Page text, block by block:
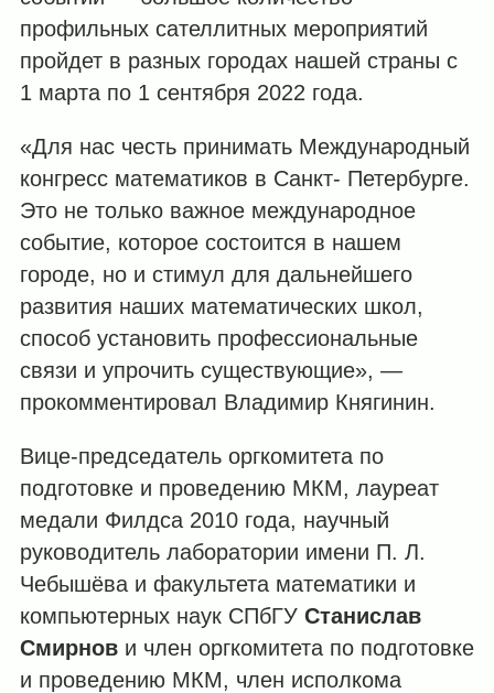
профильных сателлитных мероприятий
пройдет в разных городах нашей страны с
1 марта по 1 сентября 2022 года.
«Для нас честь принимать Международный
конгресс математиков в Санкт- Петербурге.
Это не только важное международное
событие, которое состоится в нашем
городе, но и стимул для дальнейшего
развития наших математических школ,
способ установить профессиональные
связи и упрочить существующие», —
прокомментировал Владимир Княгинин.
Вице-председатель оргкомитета по
подготовке и проведению МКМ, лауреат
медали Филдса 2010 года, научный
руководитель лаборатории имени П. Л.
Чебышёва и факультета математики и
компьютерных наук СПбГУ Станислав
Смирнов и член оргкомитета по подготовке
и проведению МКМ, член исполкома